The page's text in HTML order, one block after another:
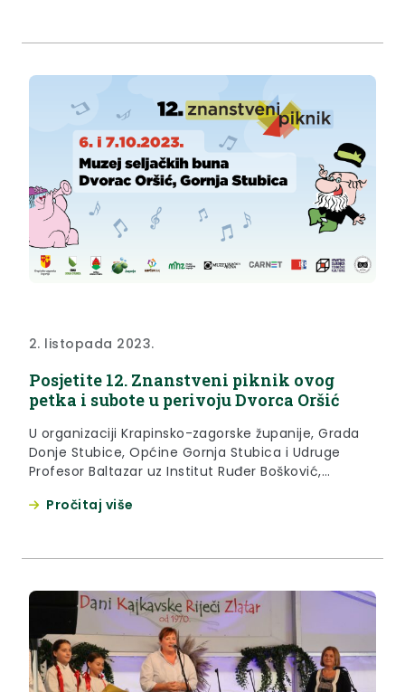
2. listopada 2023.
Posjetite 12. Znanstveni piknik ovog
petka i subote u perivoju Dvorca Oršić
U organizaciji Krapinsko-zagorske županije, Grada
Donje Stubice, Općine Gornja Stubica i Udruge
Profesor Baltazar uz Institut Ruđer Bošković,
Hrvatske zajednice tehničke kulture i Instituta za
Pročitaj više